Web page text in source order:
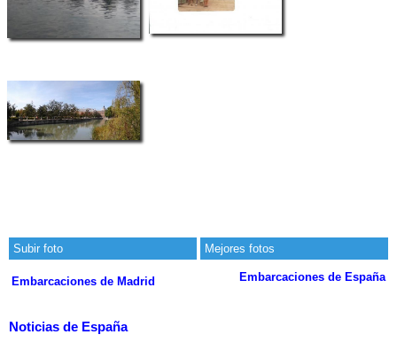
Subir foto Mejores fotos
Embarcaciones de Madrid Embarcaciones de España
Noticias de España